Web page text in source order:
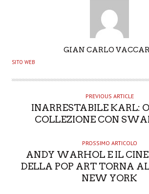
U
H
GIAN CARLO
SITO WEB
PREVIOUS ARTICLE
INARRESTABILE KARL:
COLLEZIONE CON
PROSSIMO ARTICOLO
ANDY WARHOL E IL
DELLA POP ART TORNA
NEW YORK